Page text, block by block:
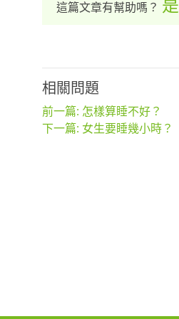
這篇文章有幫助嗎？
相關問題
前一篇: 怎樣算睡不好？
下一篇: 女生要睡幾小時？